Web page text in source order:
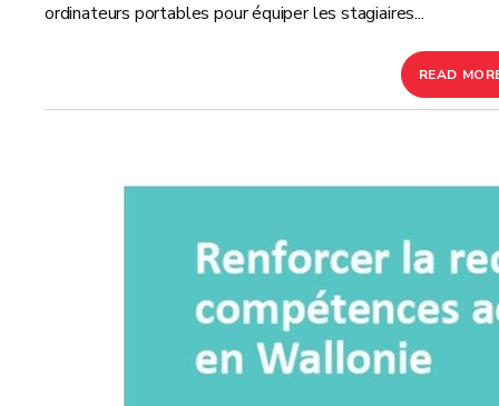
ordinateurs portables pour équiper les stagiaires...
READ